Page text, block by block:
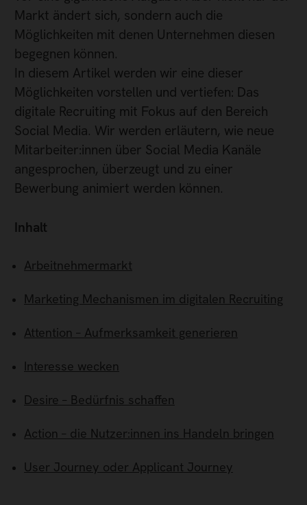
Markt ändert sich, sondern auch die
Möglichkeiten mit denen Unternehmen diesen
begegnen können.
In diesem Artikel werden wir eine dieser
Möglichkeiten vorstellen und vertiefen: Das
digitale Recruiting mit Fokus auf den Bereich
Social Media. Wir werden erläutern, wie neue
Mitarbeiter:innen über Social Media Kanäle
angesprochen, überzeugt und zu einer
Bewerbung animiert werden können.
Inhalt
Arbeitnehmermarkt
Marketing Mechanismen im digitalen Recruiting
Attention – Aufmerksamkeit generieren
Interesse wecken
Desire – Bedürfnis schaffen
Action – die Nutzer:innen ins Handeln bringen
User Journey oder Applicant Journey